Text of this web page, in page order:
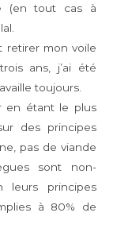
(en tout cas à
retirer mon voile
ans, j’ai été
toujours.
en étant le plus
des principes
pas de viande
sont non-
leurs principes
à 80% de